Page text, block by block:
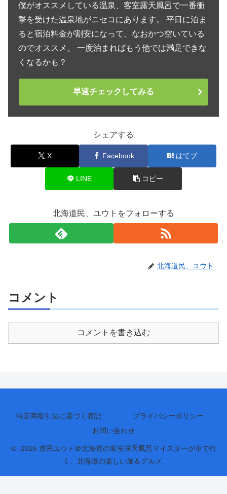
僕がオススメしている温泉、客室露天風呂で一番衝
撃を受けた温泉地がニセコにあります。 平日に泊ま
ると宿泊料金が割安になって、なおかつ空いている
のでオススメ。 一度泊まればもう他では満足できな
くなるかも？
早速チェックしてみる
シェアする
X Facebook はてブ
LINE コピー
北海道民、ユウトをフォローする
北海道民、ユウト
コメント
コメントを書き込む
特定商取引法に基づく表記
プライバシーポリシー
お問い合わせ
© -2026 道民ユウト＠北海道の客室露天風呂マイスターが車で行
く、北海道の楽しい旅＆グルメ.